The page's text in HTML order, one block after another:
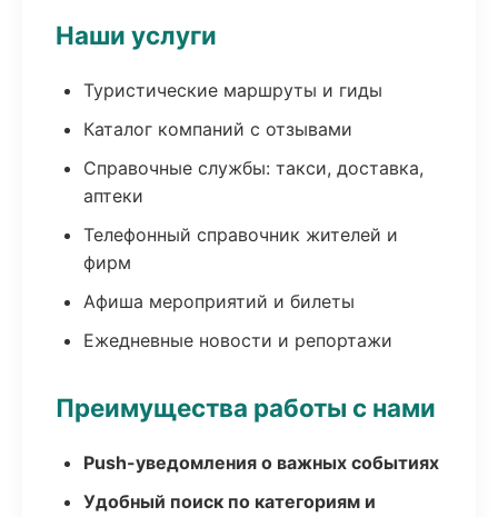
Наши услуги
Туристические маршруты и гиды
Каталог компаний с отзывами
Справочные службы: такси, доставка,
аптеки
Телефонный справочник жителей и
фирм
Афиша мероприятий и билеты
Ежедневные новости и репортажи
Преимущества работы с нами
Push-уведомления о важных событиях
Удобный поиск по категориям и